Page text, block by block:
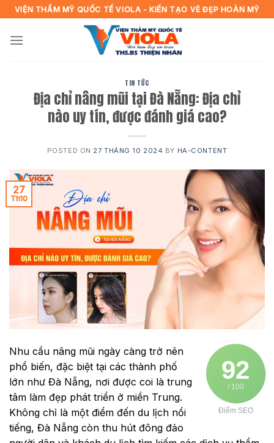
Skip
to
content
VIỆN THẨM MỸ QUỐC TẾ VIOLA - KIẾN TẠO VẺ ĐẸP HOÀN MỸ
TIN TỨC
Địa chỉ nâng mũi tại Đà Nẵng: Địa chỉ
nào uy tín, được đánh giá cao?
POSTED ON 27 THÁNG 10 2024 BY HA-CONTENT
27
Th10
92
/ 100
Điểm SEO
Nhu cầu nâng mũi ngày càng trở nên
phổ biến, đặc biệt tại các thành phố
lớn như Đà Nẵng, nơi được coi là trung
tâm làm đẹp phát triển ở miền Trung.
Không chỉ là một điểm đến du lịch nổi
tiếng, Đà Nẵng còn thu hút đông đảo